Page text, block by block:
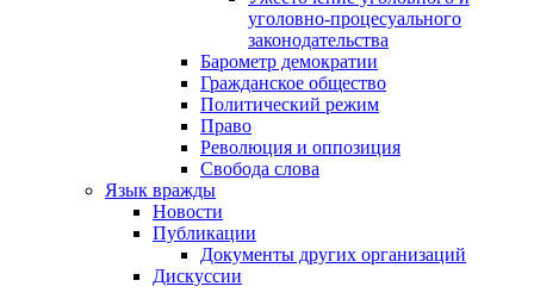
уголовно-процесуального
законодательства
Барометр демократии
Гражданское общество
Политический режим
Право
Революция и оппозиция
Свобода слова
Язык вражды
Новости
Публикации
Документы других организаций
Дискуссии